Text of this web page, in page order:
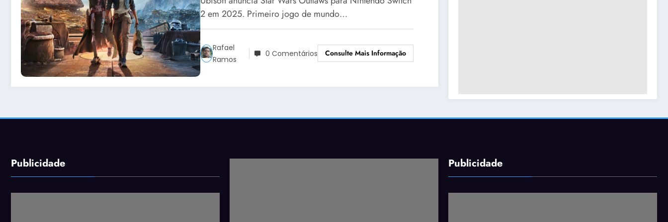
2 em 2025. Primeiro jogo de mundo…
Rafael
Ramos
0 Comentários Consulte Mais Informação
Publicidade Publicidade